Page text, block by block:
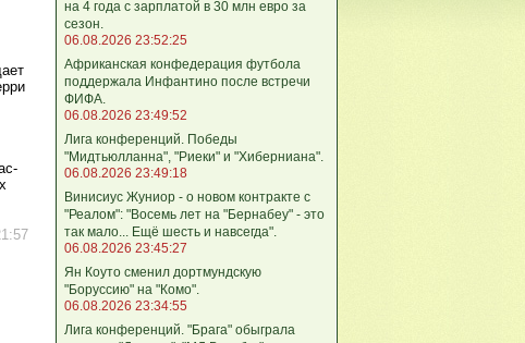
на 4 года с зарплатой в 30 млн евро за
сезон.
06.08.2026 23:52:25
Африканская конфедерация футбола
поддержала Инфантино после встречи
ФИФА.
06.08.2026 23:49:52
Лига кoнференций. Победы
"Мидтьюлланна", "Риеки" и "Хиберниана".
06.08.2026 23:49:18
Винисиус Жуниор - о новом контракте с
"Реалом": "Восемь лет на "Бернабеу" - это
так мало... Ещё шесть и навсегда".
06.08.2026 23:45:27
Ян Коуто сменил дортмундскую
"Боруссию" на "Комо".
06.08.2026 23:34:55
Лига кoнференций. "Брага" обыграла